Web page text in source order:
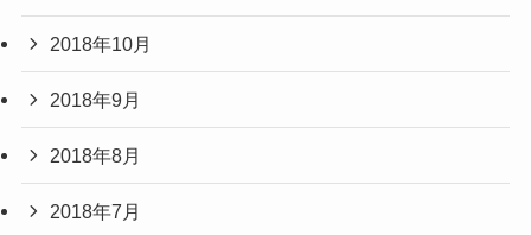
2018年10月
2018年9月
2018年8月
2018年7月